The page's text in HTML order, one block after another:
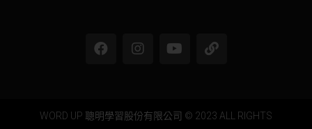
WORD UP 聰明學習股份有限公司 © 2023 ALL RIGHTS